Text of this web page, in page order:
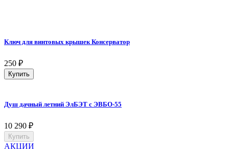
Ключ для винтовых крышек Консерватор
250 ₽
Купить
Душ дачный летний ЭлБЭТ с ЭВБО-55
10 290 ₽
Купить
АКЦИИ